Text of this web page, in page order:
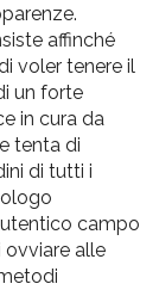
affinché
voler tenere il
un forte
in cura da
tenta di
di tutti i
campo
ovviare alle